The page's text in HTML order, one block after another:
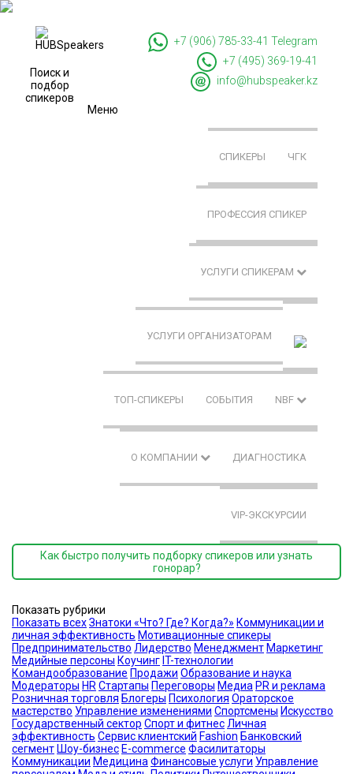
Поиск и
подбор
спикеров
+7 (906) 785-33-41 Telegram
+7 (495) 369-19-41
info@hubspeaker.kz
Меню
СПИКЕРЫ ЧГК
ПРОФЕССИЯ СПИКЕР
УСЛУГИ СПИКЕРАМ
УСЛУГИ ОРГАНИЗАТОРАМ
ТОП-СПИКЕРЫ СОБЫТИЯ NBF
О КОМПАНИИ ДИАГНОСТИКА
VIP-ЭКСКУРСИИ
Как быстро получить подборку спикеров или узнать
гонорар?
Показать рубрики
Показать всехЗнатоки «Что? Где? Когда?» Коммуникации и
личная эффективность Мотивационные спикеры
Предпринимательство Лидерство Менеджмент Маркетинг
Медийные персоны Коучинг IT-технологии
Командообразование Продажи Образование и наука
Модераторы HR Стартапы Переговоры Медиа PR и реклама
Розничная торговля Блогеры Психология Ораторское
мастерство Управление изменениями Спортсмены Искусство
Государственный сектор Спорт и фитнес Личная
эффективность Сервис клиентский Fashion Банковский
сегмент Шоу-бизнес E-commerce Фасилитаторы
Коммуникации Медицина Финансовые услуги Управление